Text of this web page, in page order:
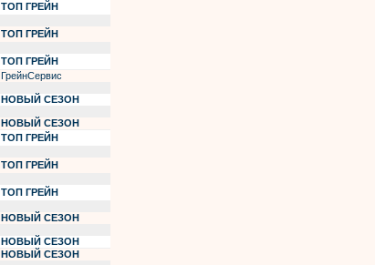
ТОП ГРЕЙН
ТОП ГРЕЙН
ТОП ГРЕЙН
ГрейнСервис
НОВЫЙ СЕЗОН
НОВЫЙ СЕЗОН
ТОП ГРЕЙН
ТОП ГРЕЙН
ТОП ГРЕЙН
НОВЫЙ СЕЗОН
НОВЫЙ СЕЗОН
НОВЫЙ СЕЗОН